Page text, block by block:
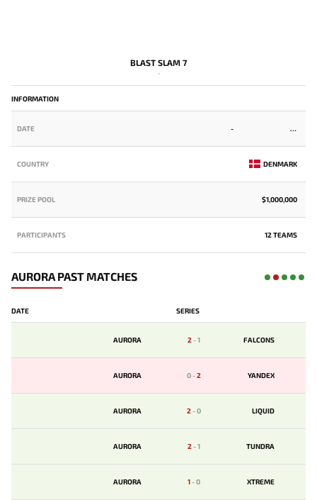
BLAST SLAM 7
-
INFORMATION
DATE -
COUNTRY DENMARK
PRIZE POOL $1,000,000
PARTICIPANTS 12 TEAMS
AURORA PAST MATCHES
DATE SERIES
AURORA 2-1 FALCONS
AURORA 0-2 YANDEX
AURORA 2-0 LIQUID
AURORA 2-1 TUNDRA
AURORA 1-0 XTREME